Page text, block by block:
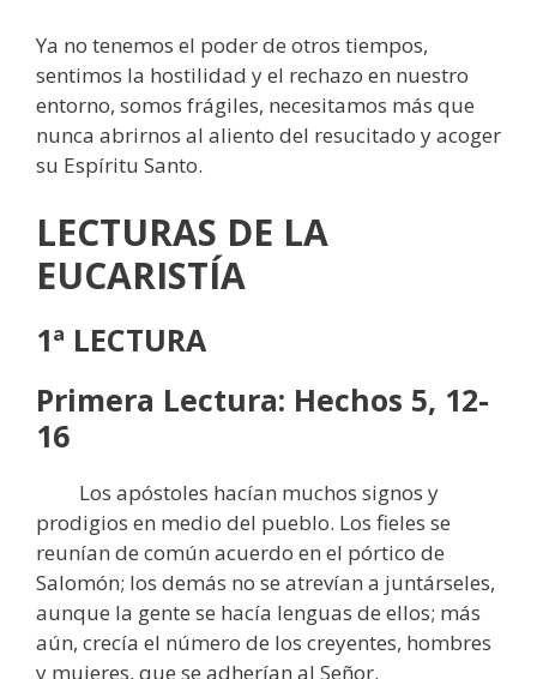
Ya no tenemos el poder de otros tiempos,
sentimos la hostilidad y el rechazo en nuestro
entorno, somos frágiles, necesitamos más que
nunca abrirnos al aliento del resucitado y acoger
su Espíritu Santo.
LECTURAS DE LA
EUCARISTÍA
1ª LECTURA
Primera Lectura: Hechos 5, 12-
16
Los apóstoles hacían muchos signos y
prodigios en medio del pueblo. Los fieles se
reunían de común acuerdo en el pórtico de
Salomón; los demás no se atrevían a juntárseles,
aunque la gente se hacía lenguas de ellos; más
aún, crecía el número de los creyentes, hombres
y mujeres, que se adherían al Señor.